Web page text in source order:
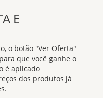
E
o botão "Ver Oferta"
que você ganhe o
é aplicado
dos produtos já